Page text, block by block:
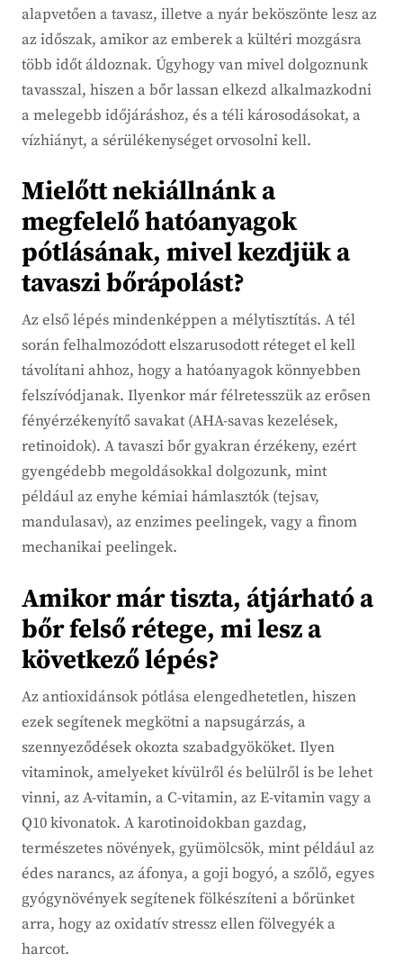
alapvetően a tavasz, illetve a nyár beköszönte lesz az
az időszak, amikor az emberek a kültéri mozgásra
több időt áldoznak. Úgyhogy van mivel dolgoznunk
tavasszal, hiszen a bőr lassan elkezd alkalmazkodni
a melegebb időjáráshoz, és a téli károsodásokat, a
vízhiányt, a sérülékenységet orvosolni kell.
Mielőtt nekiállnánk a
megfelelő hatóanyagok
pótlásának, mivel kezdjük a
tavaszi bőrápolást?
Az első lépés mindenképpen a mélytisztítás. A tél
során felhalmozódott elszarusodott réteget el kell
távolítani ahhoz, hogy a hatóanyagok könnyebben
felszívódjanak. Ilyenkor már félretesszük az erősen
fényérzékenyítő savakat (AHA-savas kezelések,
retinoidok). A tavaszi bőr gyakran érzékeny, ezért
gyengédebb megoldásokkal dolgozunk, mint
például az enyhe kémiai hámlasztók (tejsav,
mandulasav), az enzimes peelingek, vagy a finom
mechanikai peelingek.
Amikor már tiszta, átjárható a
bőr felső rétege, mi lesz a
következő lépés?
Az antioxidánsok pótlása elengedhetetlen, hiszen
ezek segítenek megkötni a napsugárzás, a
szennyeződések okozta szabadgyököket. Ilyen
vitaminok, amelyeket kívülről és belülről is be lehet
vinni, az A-vitamin, a C-vitamin, az E-vitamin vagy a
Q10 kivonatok. A karotinoidokban gazdag,
természetes növények, gyümölcsök, mint például az
édes narancs, az áfonya, a goji bogyó, a szőlő, egyes
gyógynövények segítenek fölkészíteni a bőrünket
arra, hogy az oxidatív stressz ellen fölvegyék a
harcot.